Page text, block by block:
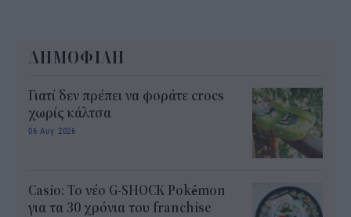
ΔΗΜΟΦΙΛΗ
Γιατί δεν πρέπει να φοράτε crocs
χωρίς κάλτσα
06 Αυγ 2026
Casio: Το νέο G-SHOCK Pokémon
για τα 30 χρόνια του franchise